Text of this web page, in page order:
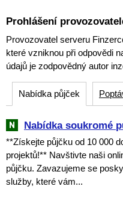
Prohlášení
Provozovatel serveru
které vzniknou při odpovědi
údajů je zodpovědný autor
Nabídka půjček
Nabídka soukromé
**Získejte půjčku od 10 000
projektů!** Navštivte naši
půjčku. Zavazujeme se
služby, které vám...